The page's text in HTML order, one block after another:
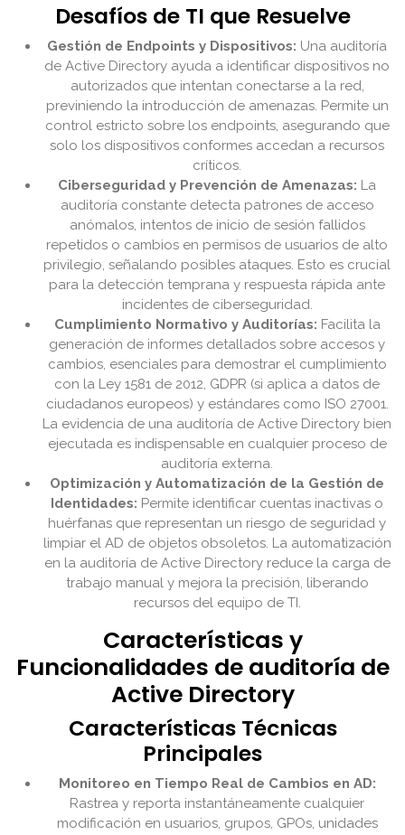
Desafíos de TI que Resuelve
Gestión de Endpoints y Dispositivos: Una auditoría
de Active Directory ayuda a identificar dispositivos no
autorizados que intentan conectarse a la red,
previniendo la introducción de amenazas. Permite un
control estricto sobre los endpoints, asegurando que
solo los dispositivos conformes accedan a recursos
críticos.
Ciberseguridad y Prevención de Amenazas: La
auditoría constante detecta patrones de acceso
anómalos, intentos de inicio de sesión fallidos
repetidos o cambios en permisos de usuarios de alto
privilegio, señalando posibles ataques. Esto es crucial
para la detección temprana y respuesta rápida ante
incidentes de ciberseguridad.
Cumplimiento Normativo y Auditorías: Facilita la
generación de informes detallados sobre accesos y
cambios, esenciales para demostrar el cumplimiento
con la Ley 1581 de 2012, GDPR (si aplica a datos de
ciudadanos europeos) y estándares como ISO 27001.
La evidencia de una auditoría de Active Directory bien
ejecutada es indispensable en cualquier proceso de
auditoría externa.
Optimización y Automatización de la Gestión de
Identidades: Permite identificar cuentas inactivas o
huérfanas que representan un riesgo de seguridad y
limpiar el AD de objetos obsoletos. La automatización
en la auditoría de Active Directory reduce la carga de
trabajo manual y mejora la precisión, liberando
recursos del equipo de TI.
Características y
Funcionalidades de auditoría de
Active Directory
Características Técnicas
Principales
Monitoreo en Tiempo Real de Cambios en AD:
Rastrea y reporta instantáneamente cualquier
modificación en usuarios, grupos, GPOs, unidades